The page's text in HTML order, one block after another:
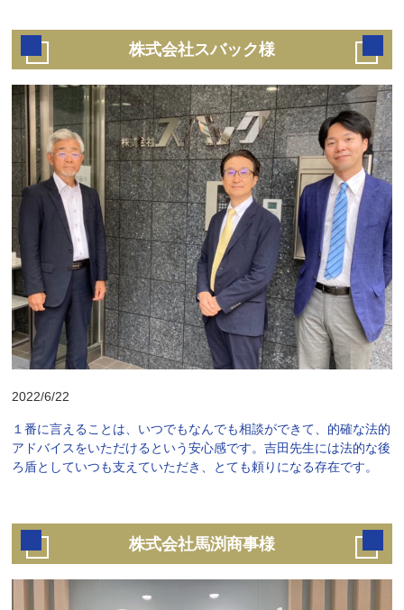
株式会社スバック様
2022/6/22
１番に言えることは、いつでもなんでも相談ができて、的確な法的
アドバイスをいただけるという安心感です。吉田先生には法的な後
ろ盾としていつも支えていただき、とても頼りになる存在です。
株式会社馬渕商事様